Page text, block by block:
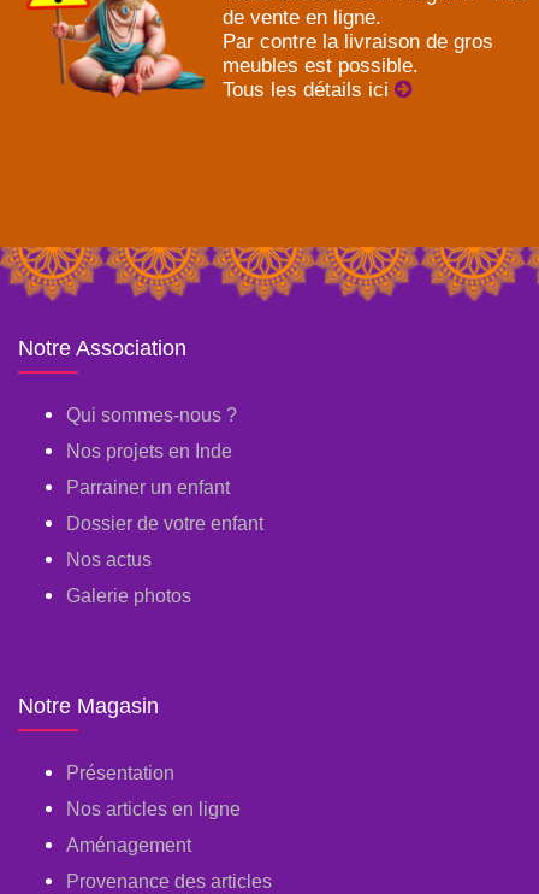
de vente en ligne.
Par contre la livraison de gros
meubles est possible.
Tous les détails ici
Notre Association
Qui sommes-nous ?
Nos projets en Inde
Parrainer un enfant
Dossier de votre enfant
Nos actus
Galerie photos
Notre Magasin
Présentation
Nos articles en ligne
Aménagement
Provenance des articles